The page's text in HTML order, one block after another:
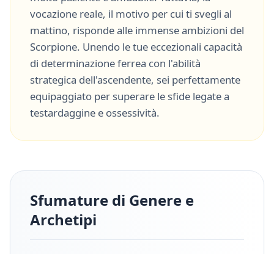
vocazione reale, il motivo per cui ti svegli al
mattino, risponde alle immense ambizioni del
Scorpione. Unendo le tue eccezionali capacità
di determinazione ferrea con l'abilità
strategica dell'ascendente, sei perfettamente
equipaggiato per superare le sfide legate a
testardaggine e ossessività.
Sfumature di Genere e
Archetipi